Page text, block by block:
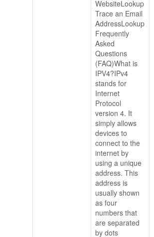
WebsiteLookup
Trace an Email
AddressLookup
Frequently
Asked
Questions
(FAQ)What is
IPV4?IPv4
stands for
Internet
Protocol
version 4. It
simply allows
devices to
connect to the
internet by
using a unique
address. This
address is
usually shown
as four
numbers that
are separated
by dots